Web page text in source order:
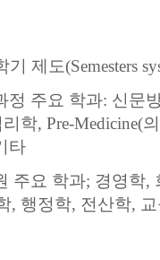
기 제도(Semesters
정 주요 학과: 신문
리학, Pre-Medicine(
타
주요 학과; 경영학,
, 행정학, 전산학,